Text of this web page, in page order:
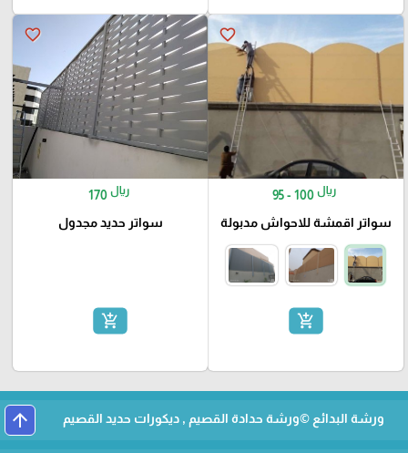
favorite_border
95 - 100 ريال
سواتر اقمشة للاحواش مدبولة
add_shopping_cart
favorite_border
170 ريال
سواتر حديد مجدول
add_shopping_cart
ورشة البدائع ©ورشة حدادة القصيم , ديكورات حديد القصيم arrow_upward